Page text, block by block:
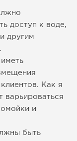
доступ к воде,
другим
Как я
и
быть